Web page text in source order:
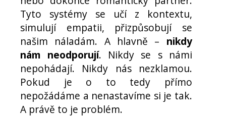
Tyto systémy se učí z kontextu,
simulují empatii, přizpůsobují se
našim náladám. A hlavně – nikdy
nám neodporují. Nikdy se s námi
nepohádají. Nikdy nás nezklamou.
Pokud je o to tedy přímo
nepožádáme a nenastavíme si je tak.
A právě to je problém.